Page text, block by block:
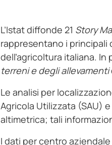
L’Istat diffonde 21 Story
rappresentano i principali
dell’agricoltura italiana.
terreni e degli allevamenti
Le analisi per
Agricola Utilizzata (SAU)
altimetrica; tali
I dati per centro